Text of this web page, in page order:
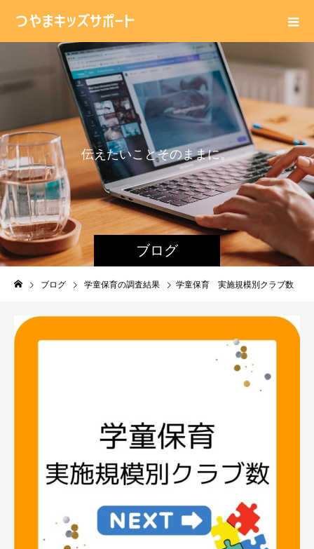
ブログ
伝えたいこ とその ままに。
ブログ 学童保育の調査結果 学童保育 実施規模別クラブ数